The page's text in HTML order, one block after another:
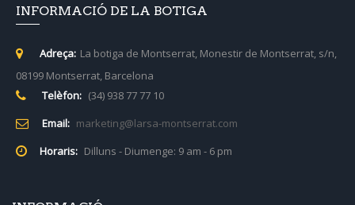
INFORMACIÓ DE LA BOTIGA
Adreça: La botiga de Montserrat, Monestir de Montserrat, s/n,
08199 Montserrat, Barcelona
Telèfon: (34) 938 77 77 10
Email: marketing@larsa-montserrat.com
Horaris: Dilluns - Diumenge: 9 am - 6 pm